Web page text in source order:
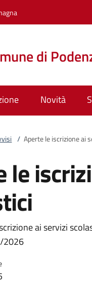
di
Novità
/ Aperte le iscrizione ai
le
ai servizi
2026